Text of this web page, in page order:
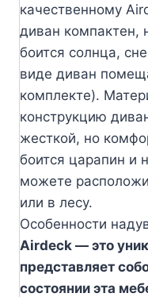
качественному
диван компактен,
боится солнца,
виде диван
комплекте).
конструкцию
жесткой, но
боится царапин и
можете
или в лесу.
Особенности
Airdeck — это
представляет
состоянии эта